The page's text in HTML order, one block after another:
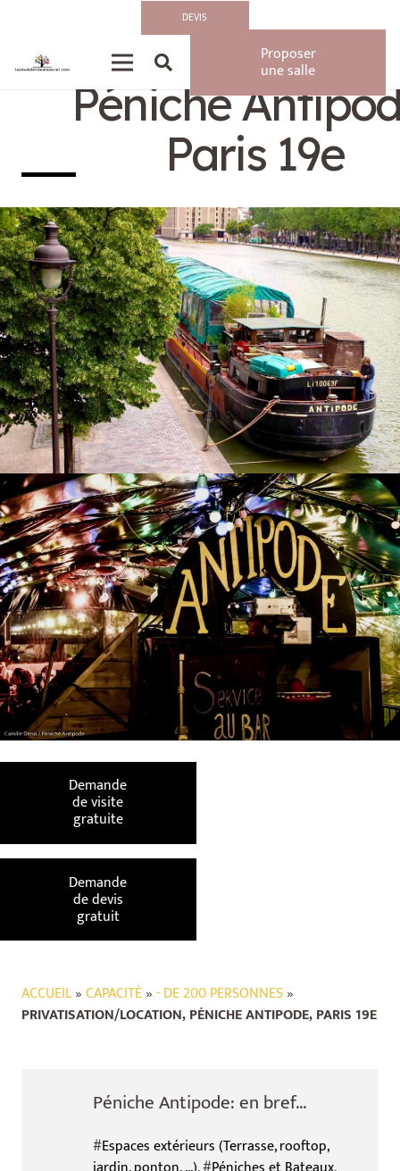
DEVIS
Proposer
une salle
Privatisation/
Péniche
Paris 19e
Demande
de visite
gratuite
Demande
de devis
gratuit
ACCUEIL»CAPACITÉ»- DE 200 PERSONNES»
PRIVATISATION/LOCATION, PÉNICHE ANTIPODE, PARIS 19E
Péniche Antipode: en bref...
#Espaces extérieurs (Terrasse, rooftop,